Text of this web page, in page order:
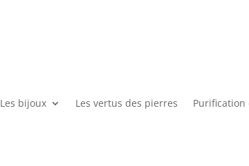
Les bijoux Les vertus des pierres